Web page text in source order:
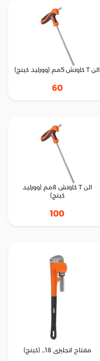
الن T كاوتش 5مم (وورليد كينج)
60
الن T كاوتش 8مم (وورليد
كينج)
100
مفتاح انجليزى 18,, (كينج)